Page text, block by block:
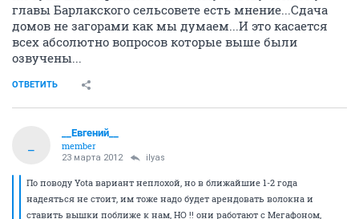
главы Барлакского сельсовете есть мнение...Сдача
домов не загорами как мы думаем...И это касается
всех абсолютно вопросов которые выше были
озвучены...
ОТВЕТИТЬ
__Евгений__
member
23 марта 2012 ilyas
По поводу Yota вариант неплохой, но в ближайшие 1-2 года
надеяться не стоит, им тоже надо будет арендовать волокна и
ставить вышки поближе к нам, НО !! они работают с Мегафоном,